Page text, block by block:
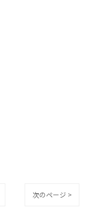
次のページ >